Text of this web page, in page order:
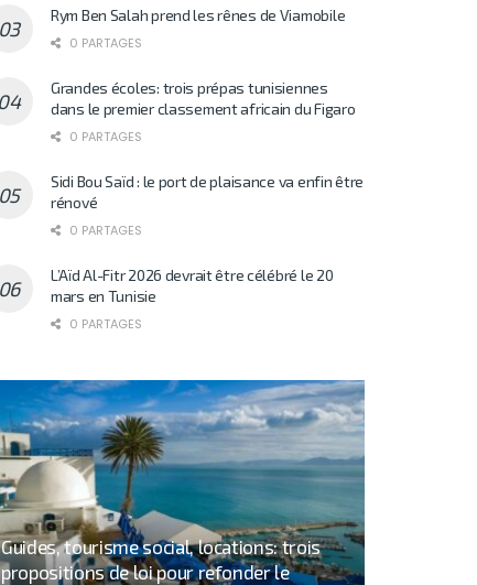
Rym Ben Salah prend les rênes de Viamobile
0 PARTAGES
Grandes écoles: trois prépas tunisiennes
dans le premier classement africain du Figaro
0 PARTAGES
Sidi Bou Saïd : le port de plaisance va enfin être
rénové
0 PARTAGES
L’Aïd Al-Fitr 2026 devrait être célébré le 20
mars en Tunisie
0 PARTAGES
Guides, tourisme social, locations: trois
propositions de loi pour refonder le